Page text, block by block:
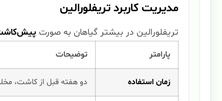
مدیریت کاربرد تریفلورالین
تریفلورالین در بیشتر گیاهان به صورت
پارامتر توضیحات
زمان استفاده دو هفته قبل از کاشت،